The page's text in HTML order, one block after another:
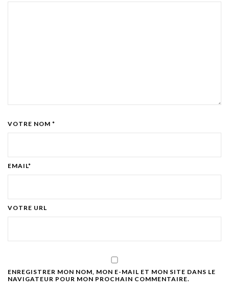
VOTRE NOM *
EMAIL*
VOTRE URL
ENREGISTRER MON NOM, MON E-MAIL ET MON SITE DANS LE
NAVIGATEUR POUR MON PROCHAIN COMMENTAIRE.